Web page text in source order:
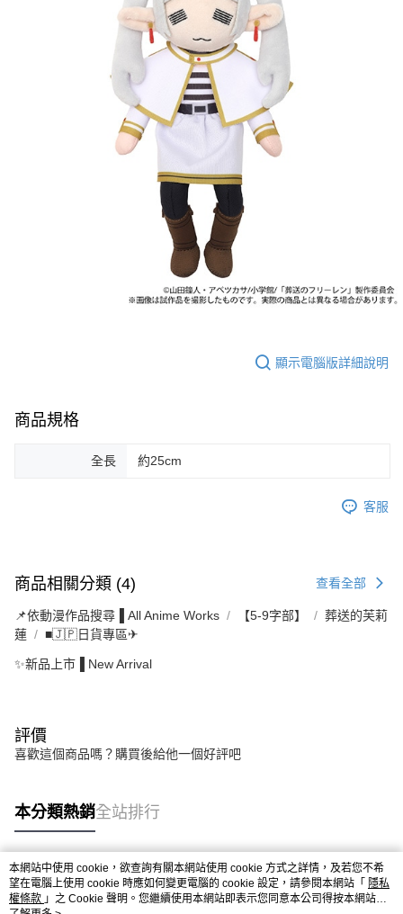
顯示電腦版詳細說明
商品規格
全長 約25cm
客服
商品相關分類 (4) 查看全部
📌依動漫作品搜尋▐ All Anime Works 【5-9字部】
葬送的芙莉
蓮
■🇯🇵日貨專區✈
✨新品上市▐ New Arrival
評價
喜歡這個商品嗎？購買後給他一個好評吧
本分類熱銷全站排行
熱門標籤
本網站中使用 cookie，欲查詢有關本網站使用 cookie 方式之詳情，及若您不希
望在電腦上使用 cookie 時應如何變更電腦的 cookie 設定，請參閱本網站「 隱私
權條款 」之 Cookie 聲明。您繼續使用本網站即表示您同意本公司得按本網站使